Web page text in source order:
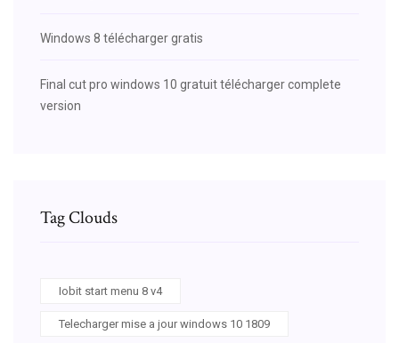
Windows 8 télécharger gratis
Final cut pro windows 10 gratuit télécharger complete
version
Tag Clouds
Iobit start menu 8 v4
Telecharger mise a jour windows 10 1809